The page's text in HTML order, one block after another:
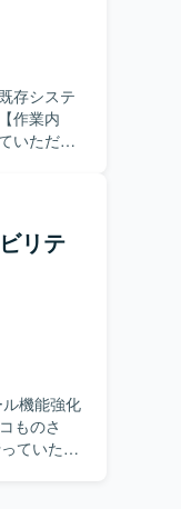
Bootを用
存システ
いただき
レミス
め
用に前
、大規
進的な
ックエン
いただ
と
動生成
リテ
機能強化
ていただ